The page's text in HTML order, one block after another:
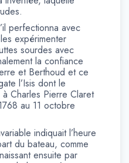
perfectionna avec
expérimenter
sourdes avec
la confiance
et Berthoud et ce
l’Isis dont le
Charles Pierre Claret
au 11 octobre
indiquait l’heure
du bateau, comme
ensuite par